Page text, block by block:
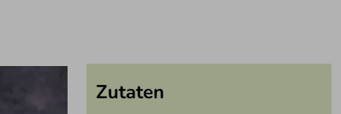
Zutaten